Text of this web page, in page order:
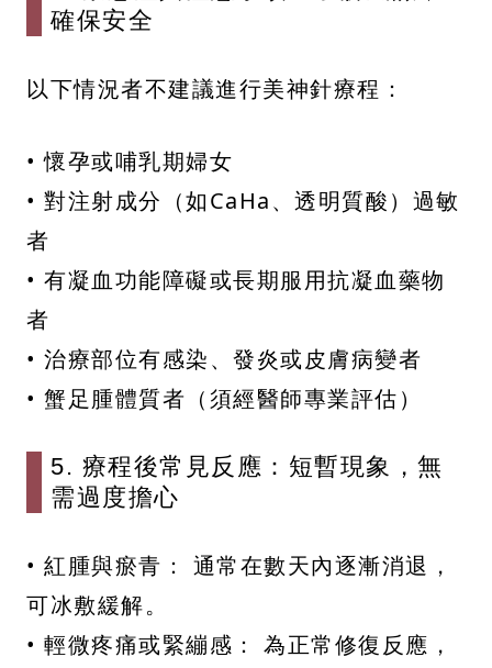
確保安全
以下情況者不建議進行美神針療程：
• 懷孕或哺乳期婦女
• 對注射成分（如CaHa、透明質酸）過敏
者
• 有凝血功能障礙或長期服用抗凝血藥物
者
• 治療部位有感染、發炎或皮膚病變者
• 蟹足腫體質者（須經醫師專業評估）
5. 療程後常見反應：短暫現象，無
需過度擔心
• 紅腫與瘀青： 通常在數天內逐漸消退，
可冰敷緩解。
• 輕微疼痛或緊繃感： 為正常修復反應，